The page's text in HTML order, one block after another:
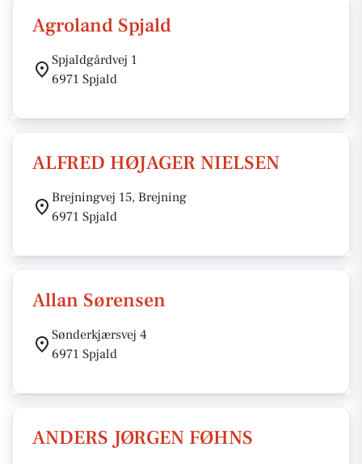
Agroland Spjald
Spjaldgårdvej 1
6971 Spjald
ALFRED HØJAGER NIELSEN
Brejningvej 15, Brejning
6971 Spjald
Allan Sørensen
Sønderkjærsvej 4
6971 Spjald
ANDERS JØRGEN FØHNS